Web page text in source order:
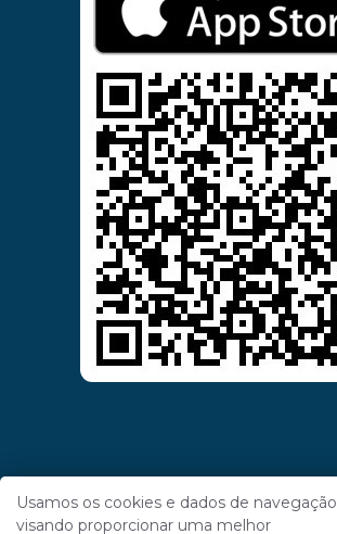
Usamos os cookies e dados de navegação
visando proporcionar uma melhor